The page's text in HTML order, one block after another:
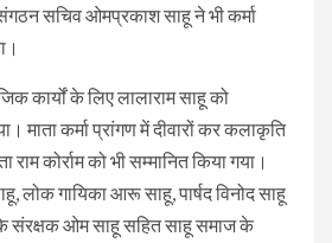
सचिव ओमप्रकाश साहू ने भी कर्मा
कार्यों के लिए लालाराम साहू को
माता कर्मा प्रांगण में दीवारों कर कलाकृति
कोर्राम को भी सम्मानित किया गया।
लोक गायिका आरू साहू, पार्षद विनोद साहू
संरक्षक ओम साहू सहित साहू समाज के